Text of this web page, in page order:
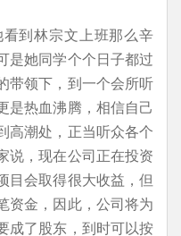
到林宗文上班那么辛
是她同学个个日子都过
带领下，到一个会所听
是热血沸腾，相信自己
高潮处，正当听众各个
说，现在公司正在投资
目会取得很大收益，但
资金，因此，公司将为
成了股东，到时可以按